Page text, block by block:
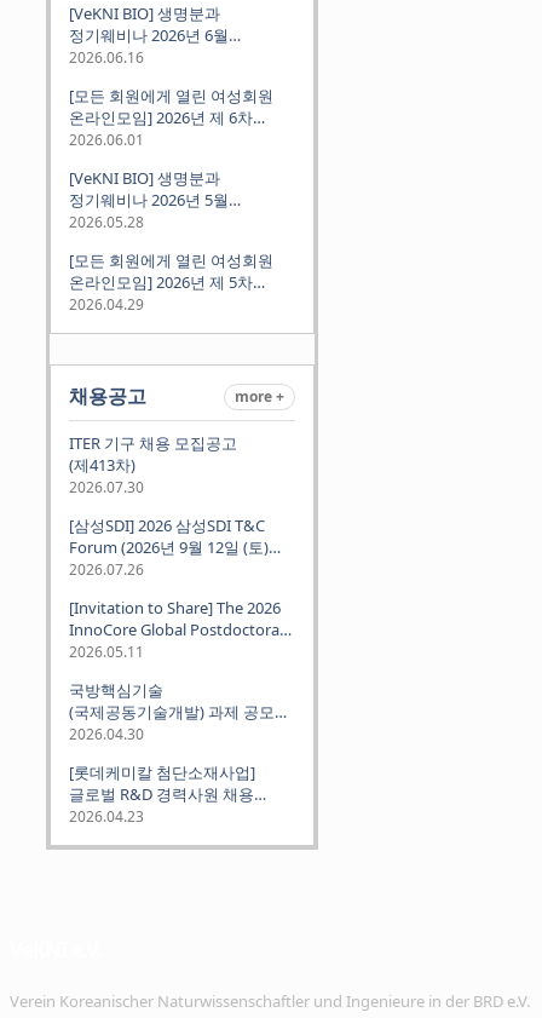
경험담
[VeKNI BIO] 생명분과
정기웨비나 2026년 6월
(2026.06.18 Thu 9:00PM)
2026.06.16
[모든 회원에게 열린 여성회원
온라인모임] 2026년 제 6차
정기모임 (6월 10일 수요일 저녁
2026.06.01
[VeKNI BIO] 생명분과
정기웨비나 2026년 5월
(2026.05.28 Thu 9:00PM)
2026.05.28
[모든 회원에게 열린 여성회원
온라인모임] 2026년 제 5차
정기모임 (5월 12일 화요일 저녁
2026.04.29
채용공고 more +
ITER 기구 채용 모집공고
(제413차)
2026.07.30
[삼성SDI] 2026 삼성SDI T&C
Forum (2026년 9월 12일 (토)
뮌헨 개최)
2026.07.26
[Invitation to Share] The 2026
InnoCore Global Postdoctoral
Job Fair: Meet Korea's 4 Major
Institutes
2026.05.11
국방핵심기술
(국제공동기술개발) 과제 공모
안내 (~2026.06.26)
2026.04.30
[롯데케미칼 첨단소재사업]
글로벌 R&D 경력사원 채용
(~2026. 5.5)
2026.04.23
Verein Koreanischer Naturwissenschaftler und Ingenieure in der BRD e.V.